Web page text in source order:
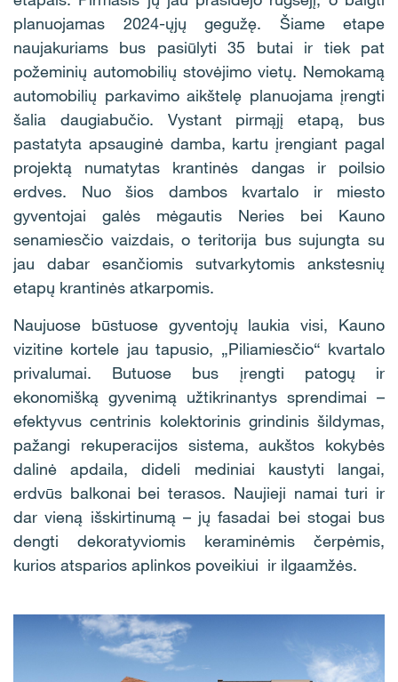
planuojamas 2024-ųjų gegužę. Šiame etape
naujakuriams bus pasiūlyti 35 butai ir tiek pat
požeminių automobilių stovėjimo vietų. Nemokamą
automobilių parkavimo aikštelę planuojama įrengti
šalia daugiabučio. Vystant pirmąjį etapą, bus
pastatyta apsauginė damba, kartu įrengiant pagal
projektą numatytas krantinės dangas ir poilsio
erdves. Nuo šios dambos kvartalo ir miesto
gyventojai galės mėgautis Neries bei Kauno
senamiesčio vaizdais, o teritorija bus sujungta su
jau dabar esančiomis sutvarkytomis ankstesnių
etapų krantinės atkarpomis.
Naujuose būstuose gyventojų laukia visi, Kauno
vizitine kortele jau tapusio, „Piliamiesčio“ kvartalo
privalumai. Butuose bus įrengti patogų ir
ekonomišką gyvenimą užtikrinantys sprendimai –
efektyvus centrinis kolektorinis grindinis šildymas,
pažangi rekuperacijos sistema, aukštos kokybės
dalinė apdaila, dideli mediniai kaustyti langai,
erdvūs balkonai bei terasos. Naujieji namai turi ir
dar vieną išskirtinumą – jų fasadai bei stogai bus
dengti dekoratyviomis keraminėmis čerpėmis,
kurios atsparios aplinkos poveikiui ir ilgaamžės.